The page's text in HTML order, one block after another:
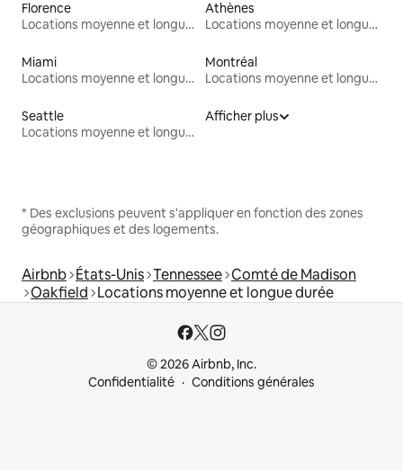
Florence
Locations moyenne et longue durée
Athènes
Locations moyenne et longue durée
Miami
Locations moyenne et longue durée
Montréal
Locations moyenne et longue durée
Seattle
Locations moyenne et longue durée
Afficher plus
* Des exclusions peuvent s'appliquer en fonction des zones
géographiques et des logements.
Airbnb États-Unis Tennessee Comté de Madison
Oakfield Locations moyenne et longue durée
© 2026 Airbnb, Inc.
Confidentialité
Conditions générales